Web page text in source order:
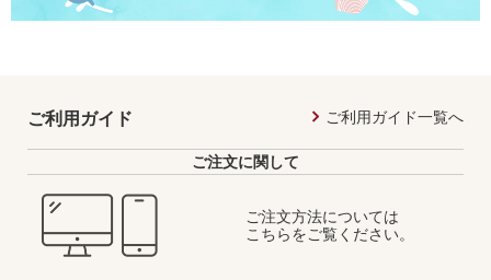
ご利用ガイド ご利用ガイド一覧へ
ご注文に関して
ご注文方法については
こちらをご覧ください。